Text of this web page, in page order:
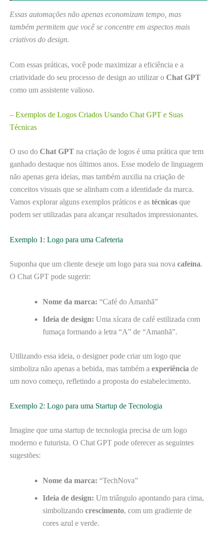
Essas automações não apenas economizam tempo, mas
também permitem que você se concentre em aspectos mais
criativos do design.
Com essas práticas, você pode maximizar a eficiência e a
criatividade do seu processo de design ao utilizar o Chat GPT
como um assistente valioso.
– Exemplos de Logos Criados Usando Chat GPT e Suas
Técnicas
O uso do Chat GPT na criação de logos é uma prática que tem
ganhado destaque nos últimos anos. Esse modelo de linguagem
não apenas gera ideias, mas também auxilia na criação de
conceitos visuais que se alinham com a identidade da marca.
Vamos explorar alguns exemplos práticos e as técnicas que
podem ser utilizadas para alcançar resultados impressionantes.
Exemplo 1: Logo para uma Cafeteria
Suponha que um cliente deseje um logo para sua nova cafeína.
O Chat GPT pode sugerir:
Nome da marca: “Café do Amanhã”
Ideia de design: Uma xícara de café estilizada com
fumaça formando a letra “A” de “Amanhã”.
Utilizando essa ideia, o designer pode criar um logo que
simboliza não apenas a bebida, mas também a experiência de
um novo começo, refletindo a proposta do estabelecimento.
Exemplo 2: Logo para uma Startup de Tecnologia
Imagine que uma startup de tecnologia precisa de um logo
moderno e futurista. O Chat GPT pode oferecer as seguintes
sugestões:
Nome da marca: “TechNova”
Ideia de design: Um triângulo apontando para cima,
simbolizando crescimento, com um gradiente de
cores azul e verde.